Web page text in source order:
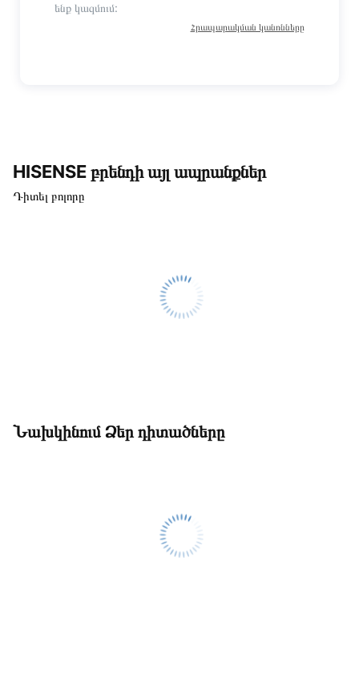
ենք կազմում:
Հրապարակման կանոնները
HISENSE բրենդի այլ ապրանքներ
Դիտել բոլորը
Նախկինում Ձեր դիտածները